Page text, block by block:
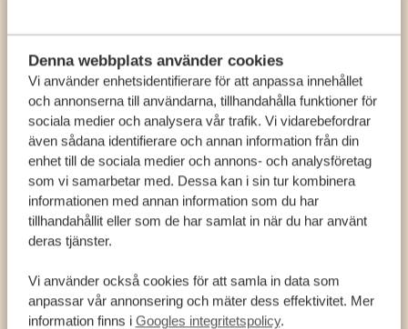
Denna webbplats använder cookies
Vi använder enhetsidentifierare för att anpassa innehållet
och annonserna till användarna, tillhandahålla funktioner för
sociala medier och analysera vår trafik. Vi vidarebefordrar
även sådana identifierare och annan information från din
enhet till de sociala medier och annons- och analysföretag
som vi samarbetar med. Dessa kan i sin tur kombinera
informationen med annan information som du har
tillhandahållit eller som de har samlat in när du har använt
deras tjänster.
Vi använder också cookies för att samla in data som
anpassar vår annonsering och mäter dess effektivitet. Mer
information finns i Googles integritetspolicy.
Big Five och strandsemester
Kenya Från 13 234 kr*
Se Samburu Special Five